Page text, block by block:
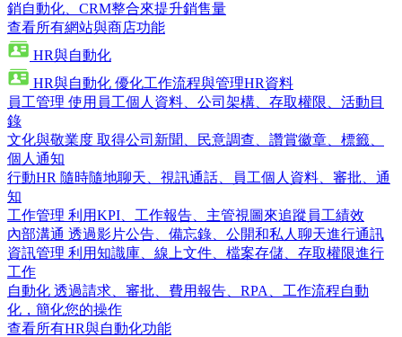
銷自動化、CRM整合來提升銷售量
查看所有網站與商店功能
HR與自動化
HR與自動化 優化工作流程與管理HR資料
員工管理 使用員工個人資料、公司架構、存取權限、活動目
錄
文化與敬業度 取得公司新聞、民意調查、讚賞徽章、標籤、
個人通知
行動HR 隨時隨地聊天、視訊通話、員工個人資料、審批、通
知
工作管理 利用KPI、工作報告、主管視圖來追蹤員工績效
內部溝通 透過影片公告、備忘錄、公開和私人聊天進行通訊
資訊管理 利用知識庫、線上文件、檔案存儲、存取權限進行
工作
自動化 透過請求、審批、費用報告、RPA、工作流程自動
化，簡化您的操作
查看所有HR與自動化功能